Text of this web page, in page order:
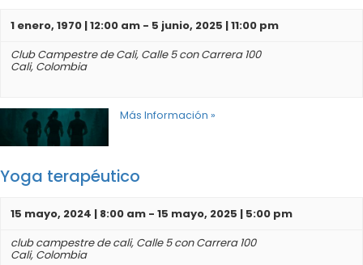
1 enero, 1970 | 12:00 am - 5 junio, 2025 | 11:00 pm
Club Campestre de Cali, Calle 5 con Carrera 100
Cali, Colombia
Más Información »
Yoga terapéutico
15 mayo, 2024 | 8:00 am - 15 mayo, 2025 | 5:00 pm
club campestre de cali, Calle 5 con Carrera 100
Cali, Colombia